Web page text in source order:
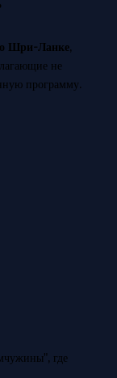
Шри-Ланке,
не
программу.
где